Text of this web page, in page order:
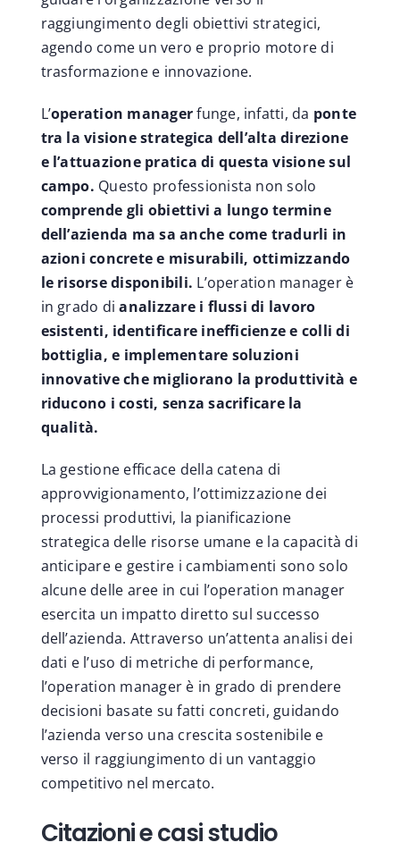
raggiungimento degli obiettivi strategici,
agendo come un vero e proprio motore di
trasformazione e innovazione.
L’operation managerfunge, infatti, da ponte
tra la visione strategica dell’alta direzione
e l’attuazione pratica di questa visione sul
campo. Questo professionista non solo
comprende gli obiettivi a lungo termine
dell’azienda ma sa anche come tradurli in
azioni concrete e misurabili, ottimizzando
le risorse disponibili. L’operation manager è
in grado di analizzare i flussi di lavoro
esistenti, identificare inefficienze e colli di
bottiglia, e implementare soluzioni
innovative che migliorano la produttività e
riducono i costi, senza sacrificare la
qualità.
La gestione efficace della catena di
approvvigionamento, l’ottimizzazione dei
processi produttivi, la pianificazione
strategica delle risorse umane e la capacità di
anticipare e gestire i cambiamenti sono solo
alcune delle aree in cui l’operation manager
esercita un impatto diretto sul successo
dell’azienda. Attraverso un’attenta analisi dei
dati e l’uso di metriche di performance,
l’operation manager è in grado di prendere
decisioni basate su fatti concreti, guidando
l’azienda verso una crescita sostenibile e
verso il raggiungimento di un vantaggio
competitivo nel mercato.
Citazioni e casi studio